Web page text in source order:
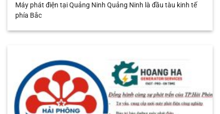
Máy phát điện tại Quảng Ninh Quảng Ninh là đầu tàu kinh tế
phía Bắc